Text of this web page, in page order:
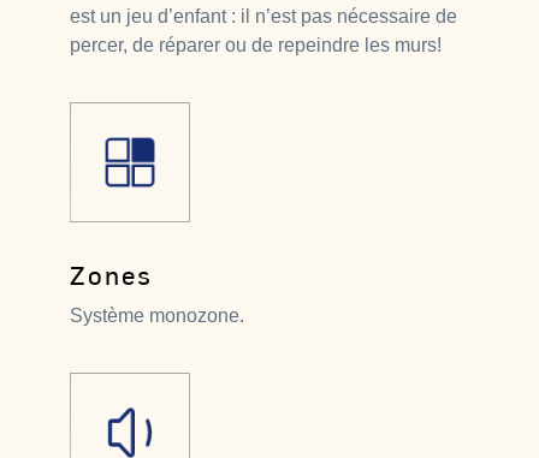
est un jeu d’enfant : il n’est pas nécessaire de
percer, de réparer ou de repeindre les murs!
Zones
Système monozone.